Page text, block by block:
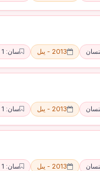
2013 - يىل سان: 1 - ئاي
2013 - يىل سان: 1 - ئاي
2013 - يىل سان: 1 - ئاي